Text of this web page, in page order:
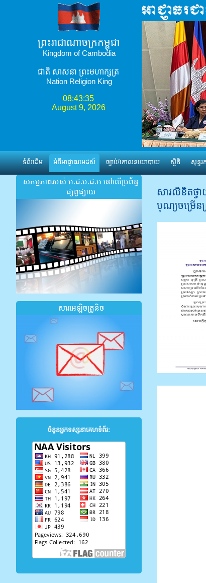
ព្រះរាជាណាចក្រកម្ពុជា
Kingdom of Cambodia
ជាតិ​ សាសនា ព្រះមហាក្សត្រ
Nation Religion King
08:43:36
August 9, 2026
ទំព័រដើម អំពីអាជ្ញាធរអេដស៍ ច្បាប់/គោលនយោបាយ ស្ថិតិ សុន្ទរ
សកម្មភាពរបស់ អ.ជ.ប.ជ.អ នៅលើប្រព័ន្ធ
ផ្សព្វផ្សាយ
សារអេឡិចត្រូនិច
ចំនួនអ្នកទស្សនាគេហទំព័រ:
សារ​លិខិត​ថ្វា
បុណ្យ​ចម្រើន​